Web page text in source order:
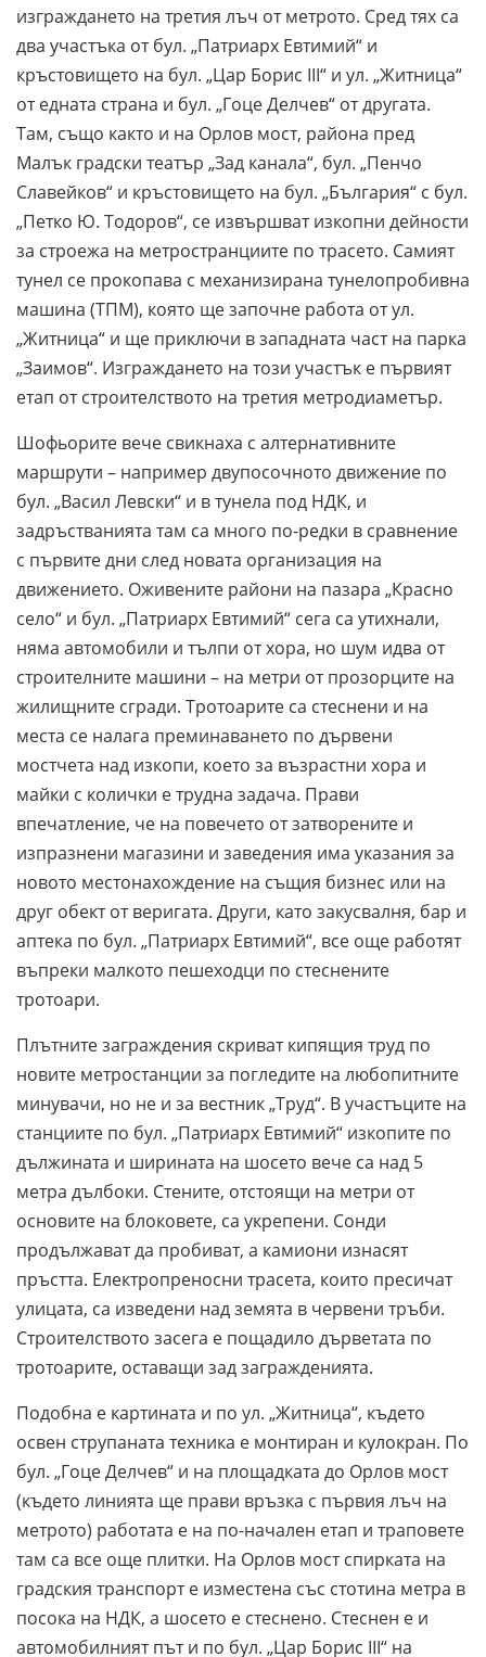
изграждането на третия лъч от метрото. Сред тях са
два участъка от бул. „Патриарх Евтимий“ и
кръстовището на бул. „Цар Борис III“ и ул. „Житница“
от едната страна и бул. „Гоце Делчев“ от другата.
Там, също както и на Орлов мост, района пред
Малък градски театър „Зад канала“, бул. „Пенчо
Славейков“ и кръстовището на бул. „България“ с бул.
„Петко Ю. Тодоров“, се извършват изкопни дейности
за строежа на метространциите по трасето. Самият
тунел се прокопава с механизирана тунелопробивна
машина (TПM), която ще започне работа от ул.
„Житница“ и ще приключи в западната част на парка
„Заимов“. Изграждането на този участък е първият
етап от строителството на третия метродиаметър.
Шофьорите вече свикнаха с алтернативните
маршрути – например двупосочното движение по
бул. „Васил Левски“ и в тунела под НДК, и
задръстванията там са много по-редки в сравнение
с първите дни след новата организация на
движението. Оживените райони на пазара „Красно
село“ и бул. „Патриарх Евтимий“ сега са утихнали,
няма автомобили и тълпи от хора, но шум идва от
строителните машини – на метри от прозорците на
жилищните сгради. Тротоарите са стеснени и на
места се налага преминаването по дървени
мостчета над изкопи, което за възрастни хора и
майки с колички е трудна задача. Прави
впечатление, че на повечето от затворените и
изпразнени магазини и заведения има указания за
новото местонахождение на същия бизнес или на
друг обект от веригата. Други, като закусвалня, бар и
аптека по бул. „Патриарх Евтимий“, все още работят
въпреки малкото пешеходци по стеснените
тротоари.
Плътните заграждения скриват кипящия труд по
новите метростанции за погледите на любопитните
минувачи, но не и за вестник „Труд“. В участъците на
станциите по бул. „Патриарх Евтимий“ изкопите по
дължината и ширината на шосето вече са над 5
метра дълбоки. Стените, отстоящи на метри от
основите на блоковете, са укрепени. Сонди
продължават да пробиват, а камиони изнасят
пръстта. Електропреносни трасета, които пресичат
улицата, са изведени над земята в червени тръби.
Строителството засега е пощадило дърветата по
тротоарите, оставащи зад загражденията.
Подобна е картината и по ул. „Житница“, където
освен струпаната техника е монтиран и кулокран. По
бул. „Гоце Делчев“ и на площадката до Орлов мост
(където линията ще прави връзка с първия лъч на
метрото) работата е на по-начален етап и траповете
там са все още плитки. На Орлов мост спирката на
градския транспорт е изместена със стотина метра в
посока на НДК, а шосето е стеснено. Стеснен е и
автомобилният път и по бул. „Цар Борис III“ на